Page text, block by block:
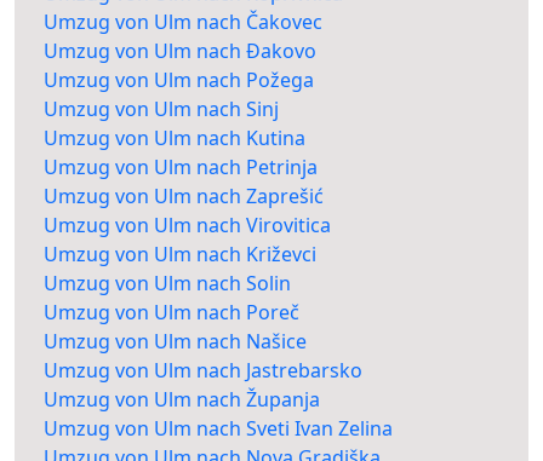
Umzug von Ulm nach Čakovec
Umzug von Ulm nach Đakovo
Umzug von Ulm nach Požega
Umzug von Ulm nach Sinj
Umzug von Ulm nach Kutina
Umzug von Ulm nach Petrinja
Umzug von Ulm nach Zaprešić
Umzug von Ulm nach Virovitica
Umzug von Ulm nach Križevci
Umzug von Ulm nach Solin
Umzug von Ulm nach Poreč
Umzug von Ulm nach Našice
Umzug von Ulm nach Jastrebarsko
Umzug von Ulm nach Županja
Umzug von Ulm nach Sveti Ivan Zelina